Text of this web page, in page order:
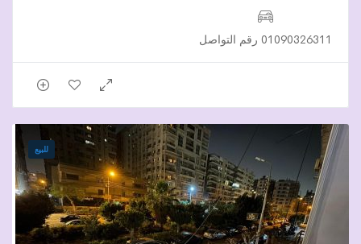
01090326311 رقم التواصل
للبيع